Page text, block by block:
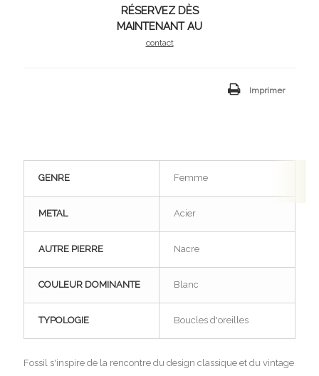
RÉSERVEZ DÈS
MAINTENANT AU
contact
Imprimer
GENRE Femme
METAL Acier
AUTRE PIERRE Nacre
COULEUR DOMINANTE Blanc
TYPOLOGIE Boucles d'oreilles
Fossil s'inspire de la rencontre du design classique et du vintage